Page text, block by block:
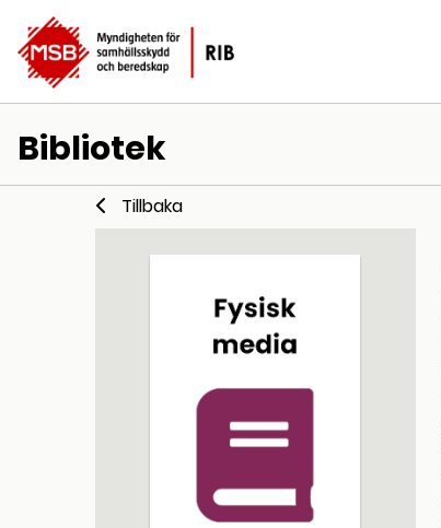
Bibliotek
Tillbaka